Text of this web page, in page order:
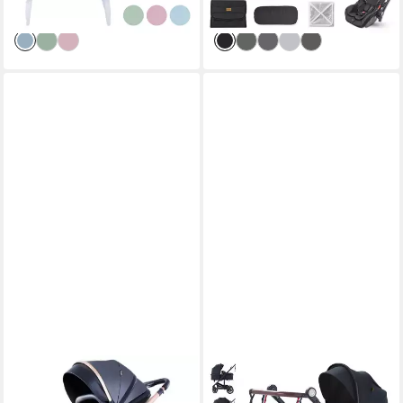
lieferbar - in 2-3 Werktagen bei dir
Mücken- & Sonnenschutz
lieferbar - in 3-4 Werktagen bei dir
TPFFAMILY
Kombi-Kinderwagen
DALIYA®
Kombi-Kinderwagen